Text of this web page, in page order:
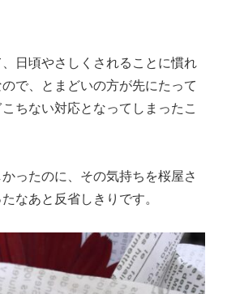
日頃やさしくされることに慣れ
で、とまどいの方が先にたって
ちない対応となってしまったこ
ったのに、その気持ちを桜屋さ
なあと反省しきりです。